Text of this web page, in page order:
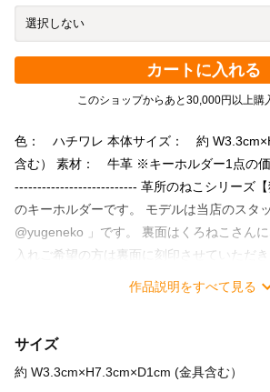
カートに入れる
このショップからあと30,000円以上購
色： ハチワレ 本体サイズ： 約
含む） 素材： 牛革 ※キーホルダー1点の
--------------------------- 革所のねこシリーズ【
のキーホルダーです。 モデルは当店のスタ
@yugeneko 」です。 裏面はくろねこさん
入れご希望の方は裏面に刻印させていただ
ラビナを付けておりますので、キーホルダ
すめです。 《キーワード》 日本製 MADE IN
牛革製 植物タンニンなめし ベジタブルタン
作品説明をすべて見る
サイズ
約 W3.3cm×H7.3cm×D1cm (金具含む）